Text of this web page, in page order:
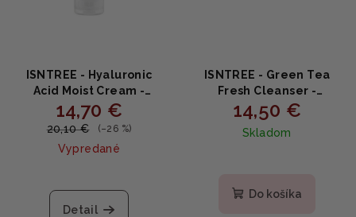
ISNTREE - Hyaluronic
Acid Moist Cream -
Intenzívny hydratačný
krém s kyselinou
hyalurónovou 100ml
14,70 €
20,10 € (–26 %)
Vypredané
hodnotenie
produktu
Detail
ISNTREE - Green Tea
Fresh Cleanser -
Osviežujúca čistiaca
pena so zeleným čajom
120ml
14,50 €
Skladom
Do košíka